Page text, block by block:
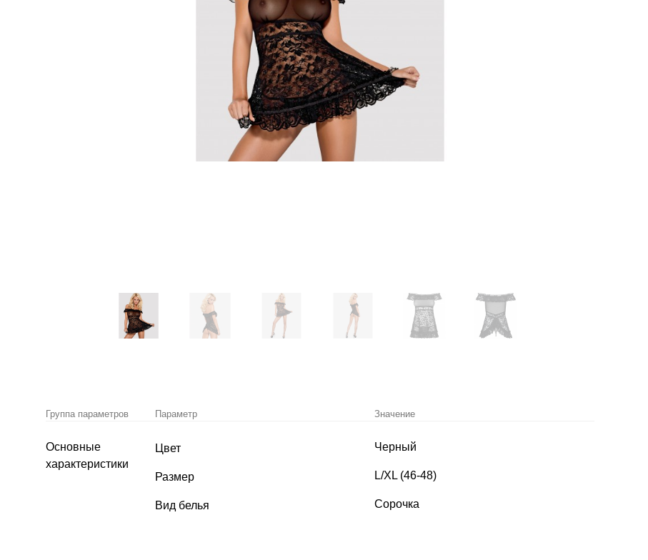
Группа параметров Параметр Значение
Основные
характеристики
Цвет Черный
Размер L/XL (46-48)
Вид белья Сорочка